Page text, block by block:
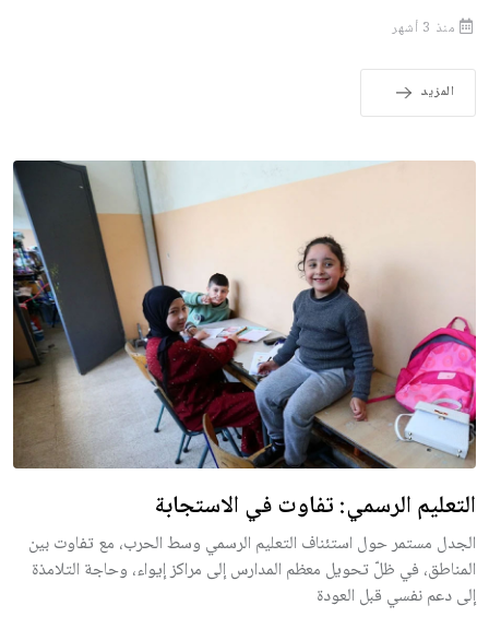
منذ 3 أشهر
المزيد
التعليم الرسمي: تفاوت في الاستجابة
الجدل مستمر حول استئناف التعليم الرسمي وسط الحرب، مع تفاوت بين
المناطق، في ظلّ تحويل معظم المدارس إلى مراكز إيواء، وحاجة التلامذة
إلى دعم نفسي قبل العودة